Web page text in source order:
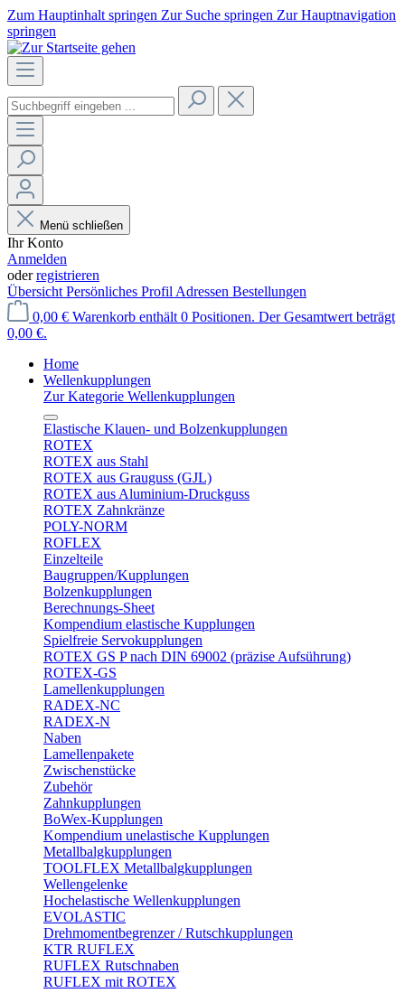
Zum Hauptinhalt springen Zur Suche springen Zur Hauptnavigation
springen
Menü schließen
Ihr Konto
Anmelden
oderregistrieren
Übersicht Persönliches Profil Adressen Bestellungen
0,00 € Warenkorb enthält 0 Positionen. Der Gesamtwert beträgt
0,00 €.
Home
Wellenkupplungen
Zur Kategorie Wellenkupplungen
Elastische Klauen- und Bolzenkupplungen
ROTEX
ROTEX aus Stahl
ROTEX aus Grauguss (GJL)
ROTEX aus Aluminium-Druckguss
ROTEX Zahnkränze
POLY-NORM
ROFLEX
Einzelteile
Baugruppen/Kupplungen
Bolzenkupplungen
Berechnungs-Sheet
Kompendium elastische Kupplungen
Spielfreie Servokupplungen
ROTEX GS P nach DIN 69002 (präzise Aufsührung)
ROTEX-GS
Lamellenkupplungen
RADEX-NC
RADEX-N
Naben
Lamellenpakete
Zwischenstücke
Zubehör
Zahnkupplungen
BoWex-Kupplungen
Kompendium unelastische Kupplungen
Metallbalgkupplungen
TOOLFLEX Metallbalgkupplungen
Wellengelenke
Hochelastische Wellenkupplungen
EVOLASTIC
Drehmomentbegrenzer / Rutschkupplungen
KTR RUFLEX
RUFLEX Rutschnaben
RUFLEX mit ROTEX